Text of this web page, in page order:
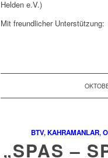
Helden e.V.)
Mit freundlicher Unterstützung:
/
BTV,KAHRAMANLAR,
„SPAS –